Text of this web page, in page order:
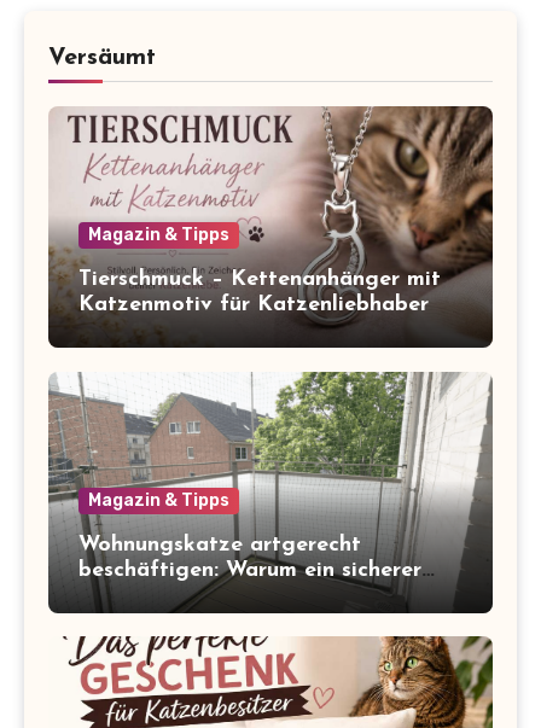
Versäumt
Magazin & Tipps
Tierschmuck – Kettenanhänger mit
Katzenmotiv für Katzenliebhaber
Magazin & Tipps
Wohnungskatze artgerecht
beschäftigen: Warum ein sicherer
Balkon zum Freigang dazugehört